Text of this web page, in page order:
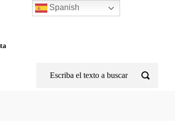
Spanish